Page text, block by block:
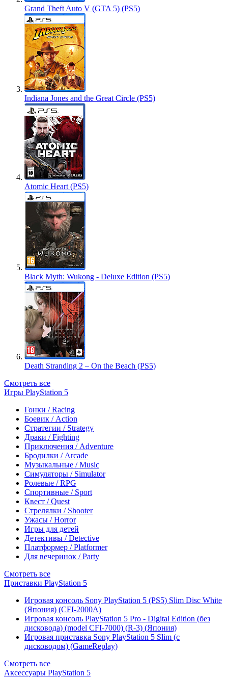
Grand Theft Auto V (GTA 5) (PS5)
Indiana Jones and the Great Circle (PS5)
Atomic Heart (PS5)
Black Myth: Wukong - Deluxe Edition (PS5)
Death Stranding 2 – On the Beach (PS5)
Смотреть все
Игры PlayStation 5
Гонки / Racing
Боевик / Action
Стратегии / Strategy
Драки / Fighting
Приключения / Adventure
Бродилки / Arcade
Музыкальные / Music
Симуляторы / Simulator
Ролевые / RPG
Спортивные / Sport
Квест / Quest
Стрелялки / Shooter
Ужасы / Horror
Игры для детей
Детективы / Detective
Платформер / Platformer
Для вечеринок / Party
Смотреть все
Приставки PlayStation 5
Игровая консоль Sony PlayStation 5 (PS5) Slim Disc White
(Япония) (CFI-2000A)
Игровая консоль PlayStation 5 Pro - Digital Edition (без
дисковода) (model CFI-7000) (R-3) (Япония)
Игровая приставка Sony PlayStation 5 Slim (с
дисководом) (GameReplay)
Смотреть все
Аксессуары PlayStation 5